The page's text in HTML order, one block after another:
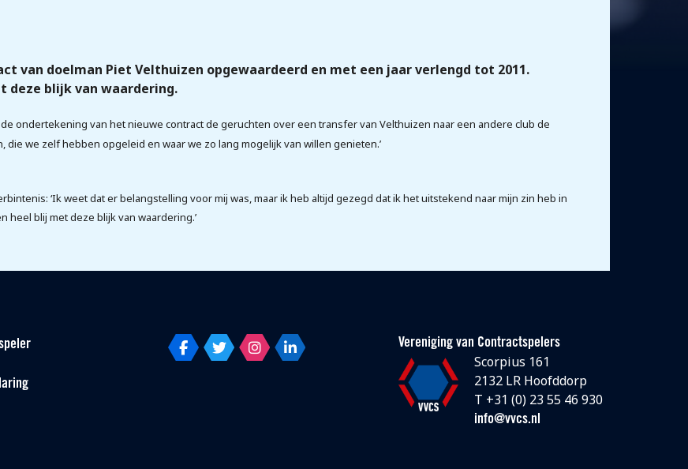
van doelman Piet Velthuizen opgewaardeerd en met een jaar verlengd tot 2011.
deze blijk van waardering.
ondertekening van het nieuwe contract de geruchten over een transfer van Velthuizen naar een andere club de
die we zelf hebben opgeleid en waar we zo lang mogelijk van willen genieten.’
‘Ik weet dat er belangstelling voor mij was, maar ik heb altijd gezegd dat ik het uitstekend naar mijn zin heb in
heel blij met deze blijk van waardering.’
Vereniging van Contractspelers
Scorpius 161
2132 LR Hoofddorp
T +31 (0) 23 55 46 930
info@vvcs.nl